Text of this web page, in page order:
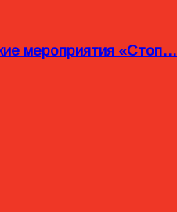
мероприятия «Стоп…